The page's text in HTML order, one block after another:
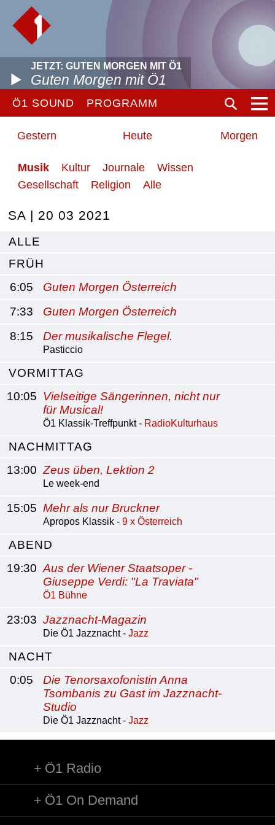
JETZT: GUTEN MORGEN MIT Ö1
Guten Morgen mit Ö1
Ö1 SOUND PROGRAMM
Gestern Heute Morgen
Musik Kultur Journale
Wissen
Gesellschaft
Religion Alle
SA | 20 03 2021
ALLE
FRÜH
6:05
Guten Morgen Österreich
7:33
Guten Morgen Österreich
8:15
Der musikalische Flegel.
Pasticcio
VORMITTAG
10:05 Vielseitige Sängerinnen, nicht nur
für Musical!
Ö1 Klassik-Treffpunkt - RadioKulturhaus
NACHMITTAG
13:00 Zeus üben, Lektion 2
Le week-end
15:05 Mehr als nur Bruckner
Apropos Klassik - 9 x Österreich
ABEND
19:30 Aus der Wiener Staatsoper -
Giuseppe Verdi: "La Traviata"
Ö1 Bühne
23:03 Jazznacht-Magazin
Die Ö1 Jazznacht - Jazz
NACHT
0:05
Die Tenorsaxofonistin Anna
Tsombanis zu Gast im Jazznacht-
Studio
Die Ö1 Jazznacht - Jazz
Ö1 Radio
Ö1 On Demand